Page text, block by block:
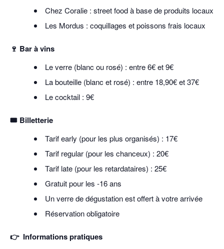
Chez Coralie : street food à base de produits locaux
Les Mordus : coquillages et poissons frais locaux
🍷 Bar à vins
Le verre (blanc ou rosé) : entre 6€ et 9€
La bouteille (blanc et rosé) : entre 18,90€ et 37€
Le cocktail : 9€
🎟️ Billetterie
Tarif early (pour les plus organisés) : 17€
Tarif regular (pour les chanceux) : 20€
Tarif late (pour les retardataires) : 25€
Gratuit pour les -16 ans
Un verre de dégustation est offert à votre arrivée
Réservation obligatoire
👉 Informations pratiques